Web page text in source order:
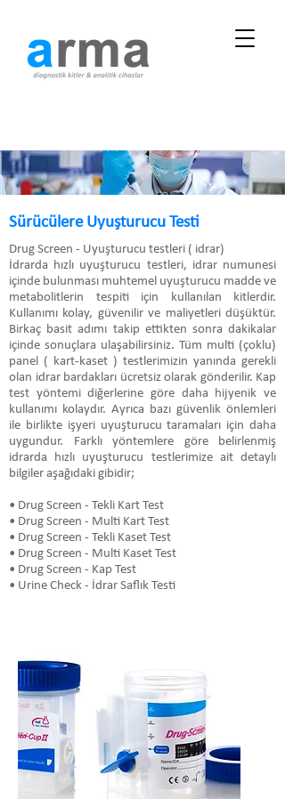
Sürücülere Uyuşturucu Testi
Drug Screen - Uyuşturucu testleri ( idrar)
İdrarda hızlı uyuşturucu testleri, idrar numunesi
içinde bulunması muhtemel uyuşturucu madde ve
metabolitlerin tespiti için kullanılan kitlerdir.
Kullanımı kolay, güvenilir ve maliyetleri düşüktür.
Birkaç basit adımı takip ettikten sonra dakikalar
içinde sonuçlara ulaşabilirsiniz. Tüm multi (çoklu)
panel ( kart-kaset ) testlerimizin yanında gerekli
olan idrar bardakları ücretsiz olarak gönderilir. Kap
test yöntemi diğerlerine göre daha hijyenik ve
kullanımı kolaydır. Ayrıca bazı güvenlik önlemleri
ile birlikte işyeri uyuşturucu taramaları için daha
uygundur. Farklı yöntemlere göre belirlenmiş
idrarda hızlı uyuşturucu testlerimize ait detaylı
bilgiler aşağıdaki gibidir;
• Drug Screen - Tekli Kart Test
• Drug Screen - Multi Kart Test
• Drug Screen - Tekli Kaset Test
• Drug Screen - Multi Kaset Test
• Drug Screen - Kap Test
• Urine Check - İdrar Saflık Testi